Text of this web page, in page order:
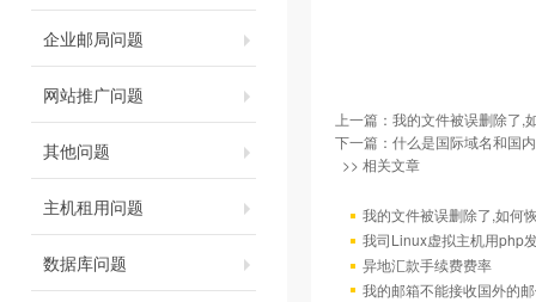
企业邮局问题
网站推广问题
其他问题
主机租用问题
数据库问题
上一篇： 我的文件被误删除了,
下一篇： 什么是国际域名和国
>> 相关文章
我的文件被误删除了,如何
我司Linux虚拟主机用php
异地汇款手续费费率
我的邮箱不能接收国外的